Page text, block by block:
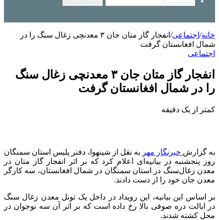
خانه/ اجتماعی/
انفجار گاز متان جان ۳ معدنچی زغال سنگ را در
شمال افغانستان گرفت
اجتماعی
انفجار گاز متان جان ۳ معدنچی زغال سنگ
را در شمال افغانستان گرفت
کمتر از یک دقیقه
به گزارش خبرنگار مهر به نقل از شینهوا ، دفتر پلیس استان سمنگان
روز پنجشنبه در بیانیه‌ای اعلام کرد که بر اثر انفجار گاز متان در
معدن زغال‌سنگ در استان سمنگان در شمال افغانستان، سه کارگر
معدن جان خود را از دست دادند.
بر اساس این بیانیه، این رویداد در داخل یک تونل معدن زغال سنگ
در ایالت دره صوفی بالا رخ داده است که بر اثر آن سه نوجوان در
محل کشته شدند.